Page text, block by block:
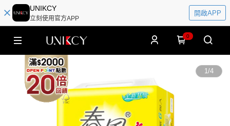
UNIKCY
立刻使用官方APP
開啟APP
0
1/4